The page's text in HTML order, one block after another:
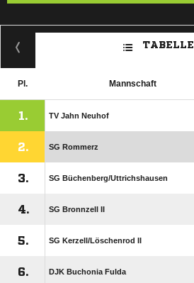
TABELLE
Pl. Mannschaft
1. TV Jahn Neuhof
2. SG Rommerz
3. SG Büchenberg/​Uttrichshausen
4. SG Bronnzell II
5. SG Kerzell/​Löschenrod II
6. DJK Buchonia Fulda